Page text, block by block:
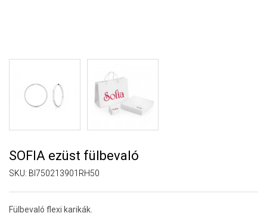
SOFIA ezüst fülbevaló
SKU: BI750213901RH50
Fülbevaló flexi karikák.